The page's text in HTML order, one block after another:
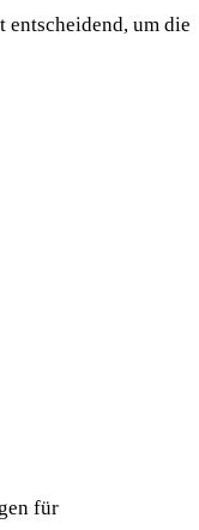
entscheidend, um die
für